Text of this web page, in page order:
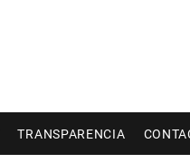
TRANSPARENCIA